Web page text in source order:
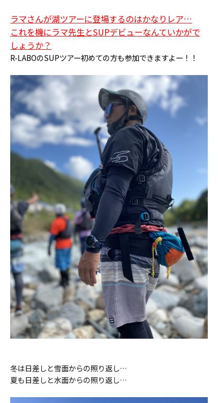
ラマさんが湖ツアーに登場するのはかなりレア…
これを機にラマ先生とSUPデビューなんていかがで
しょうか？
R-LABOのSUPツアー初めての方も参加できますよー！！
冬は日差しと雪面からの照り返し…
夏も日差しと水面からの照り返し…